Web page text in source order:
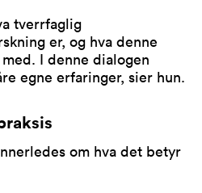
tverrfaglig
er, og hva denne
I denne dialogen
egne erfaringer, sier hun.
om hva det betyr